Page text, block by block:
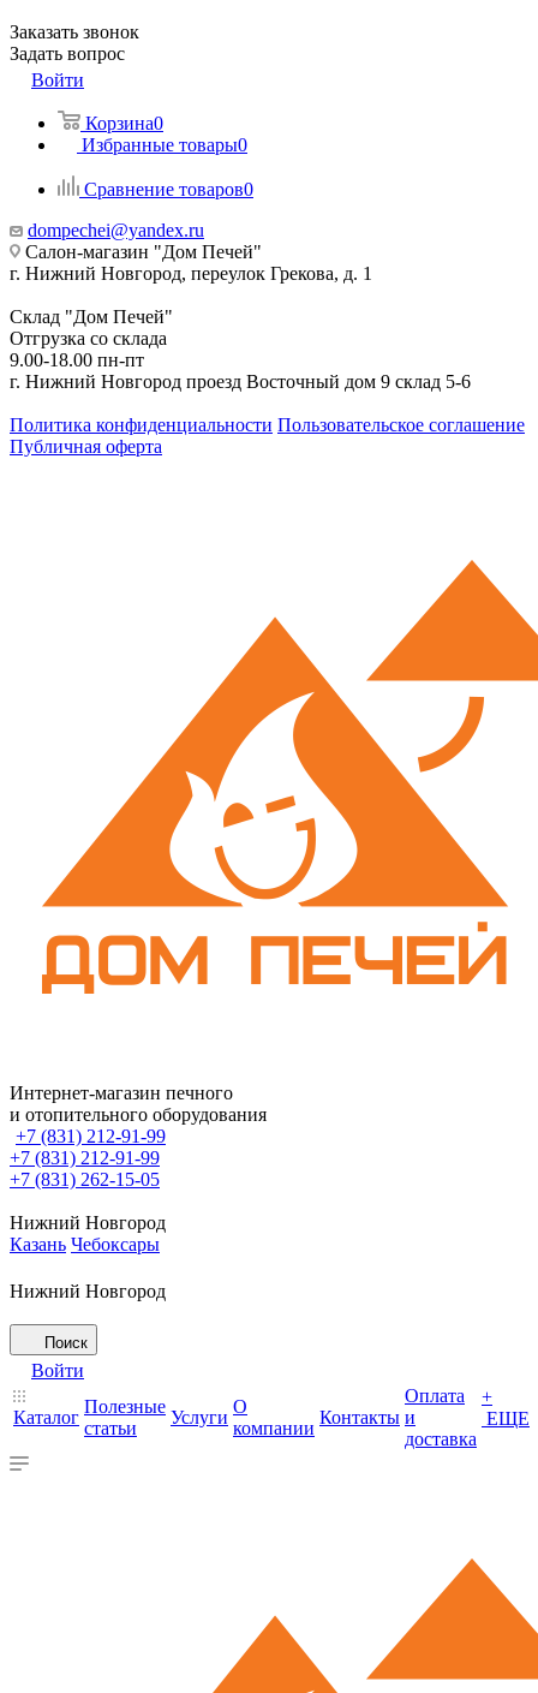
Заказать звонок
Задать вопрос
Войти
Корзина0
Избранные товары0
Сравнение товаров0
dompechei@yandex.ru
Салон-магазин "Дом Печей"
г. Нижний Новгород, переулок Грекова, д. 1
Склад "Дом Печей"
Отгрузка со склада
9.00-18.00 пн-пт
г. Нижний Новгород проезд Восточный дом 9 склад 5-6
Политика конфиденциальности Пользовательское соглашение
Публичная оферта
Интернет-магазин печного
и отопительного оборудования
+7 (831) 212-91-99
+7 (831) 212-91-99
+7 (831) 262-15-05
Нижний Новгород
Казань Чебоксары
Нижний Новгород
Поиск
Войти
Каталог
Полезные
статьи
Услуги
О
компании
Контакты
Оплата
и
доставка
+
ЕЩЕ